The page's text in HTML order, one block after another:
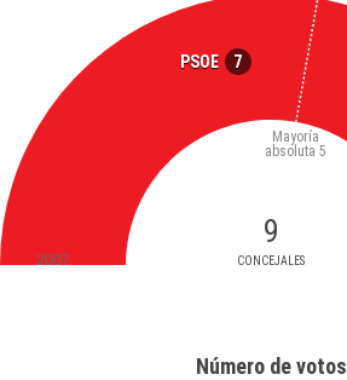
PSOE 7
9
CONCEJALES
Mayoría
absoluta 5
2007
Número de votos